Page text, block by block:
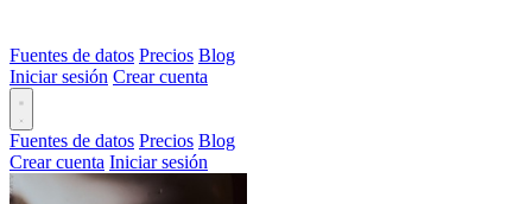
Fuentes de datos Precios Blog
Iniciar sesión Crear cuenta
Fuentes de datos Precios Blog
Crear cuenta Iniciar sesión